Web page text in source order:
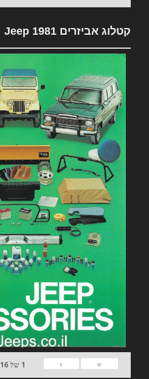
קטלוג אביזרים 1981 Jeep
«
‹
1 של16